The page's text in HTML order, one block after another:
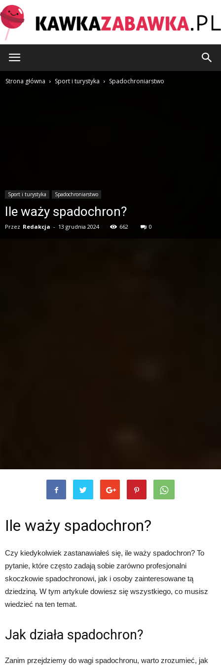
Strona główna Sport i turystyka Spadochroniarstwo
Sport i turystyka Spadochroniarstwo
Ile waży spadochron?
Przez Redakcja - 13 grudnia 2024 662 0
Ile waży spadochron?
Czy kiedykolwiek zastanawiałeś się, ile waży spadochron? To
pytanie, które często zadają sobie zarówno profesjonalni
skoczkowie spadochronowi, jak i osoby zainteresowane tą
dziedziną. W tym artykule dowiesz się wszystkiego, co musisz
wiedzieć na ten temat.
Jak działa spadochron?
Zanim przejdziemy do wagi spadochronu, warto zrozumieć, jak